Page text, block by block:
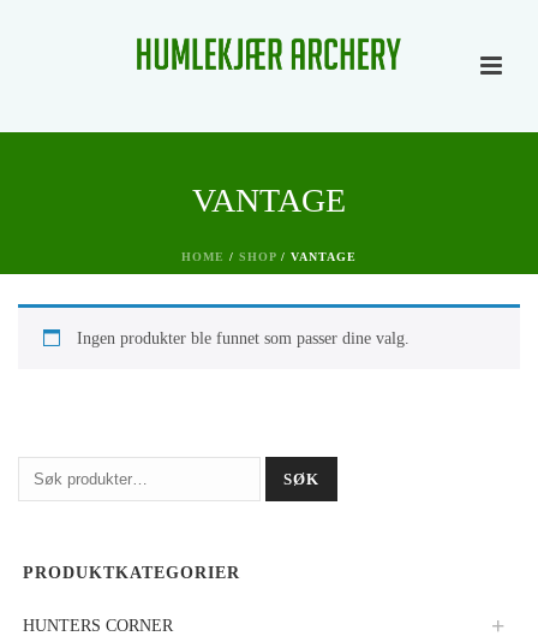
VANTAGE
HOME / SHOP / VANTAGE
Ingen produkter ble funnet som passer dine valg.
Søk
etter:
SØK
PRODUKTKATEGORIER
HUNTERS CORNER